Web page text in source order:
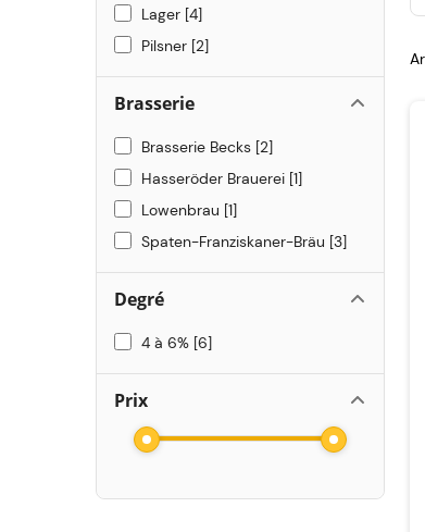
Lager 4
Pilsner 2
Brasserie
Brasserie Becks 2
Hasseröder Brauerei 1
Lowenbrau 1
Spaten-Franziskaner-Bräu 3
Degré
4 à 6% 6
Prix